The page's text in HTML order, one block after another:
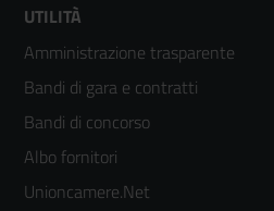
Footer
menù
colonna
2
UTILITÀ
Amministrazione trasparente
Bandi di gara e contratti
Bandi di concorso
Albo fornitori
Unioncamere.Net